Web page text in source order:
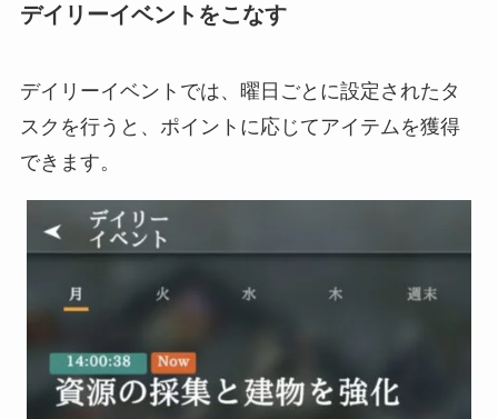
デイリーイベントをこなす
デイリーイベントでは、曜日ごとに設定されたタ
スクを行うと、ポイントに応じてアイテムを獲得
できます。